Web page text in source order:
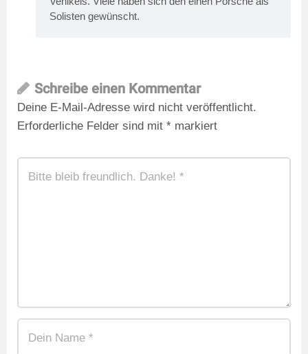
Solisten gewünscht.
Schreibe einen Kommentar
Deine E-Mail-Adresse wird nicht veröffentlicht.
Erforderliche Felder sind mit * markiert